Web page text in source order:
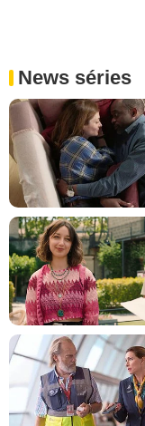
News séries